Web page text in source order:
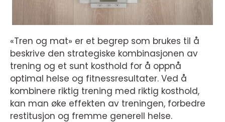
«Tren og mat» er et begrep som brukes til å
beskrive den strategiske kombinasjonen av
trening og et sunt kosthold for å oppnå
optimal helse og fitnessresultater. Ved å
kombinere riktig trening med riktig kosthold,
kan man øke effekten av treningen, forbedre
restitusjon og fremme generell helse.